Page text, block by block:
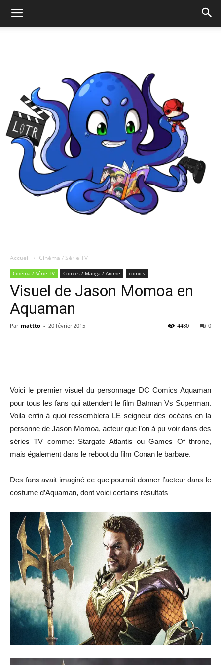
Quatregeek
Accueil Cinéma / Série TV
Cinéma / Série TV Comics / Manga / Anime comics
Visuel de Jason Momoa en
Aquaman
Par mattto - 20 février 2015 0
4480
Voici le premier visuel du personnage DC Comics Aquaman
pour tous les fans qui attendent le film Batman Vs Superman.
Voila enfin à quoi ressemblera LE seigneur des océans en la
personne de Jason Momoa, acteur que l’on à pu voir dans des
séries TV comme: Stargate Atlantis ou Games Of throne,
mais également dans le reboot du film Conan le barbare.
Des fans avait imaginé ce que pourrait donner l’acteur dans le
costume d’Aquaman, dont voici certains résultats